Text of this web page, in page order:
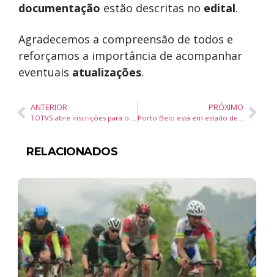
documentação estão descritas no edital.
Agradecemos a compreensão de todos e
reforçamos a importância de acompanhar
eventuais atualizações.
ANTERIOR
TOTVS abre inscrições para o Programa de Estágio 2025 com vagas para o Paraná, Santa Catarina e Rio Grande do Sul
PRÓXIMO
Porto Belo está em estado de alerta em relação às fortes chuvas
RELACIONADOS